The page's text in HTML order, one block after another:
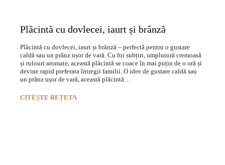
Plăcintă cu dovlecei, iaurt și brânză
Plăcintă cu dovlecei, iaurt și brânză – perfectă pentru o gustare
caldă sau un prânz ușor de vară. Cu foi subțiri, umplutură cremoasă
și rulouri aromate, această plăcintă se coace în mai puțin de o oră și
devine rapid preferata întregii familii. O idee de gustare caldă sau
un prânz ușor de vară, această plăcintă…
CITEȘTE REȚETA